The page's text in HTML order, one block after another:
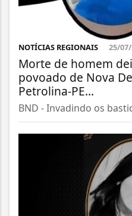
NOTÍCIAS REGIONAIS 25/
Morte de homem
povoado de Nova
Petrolina-PE...
BND - Invadindo os